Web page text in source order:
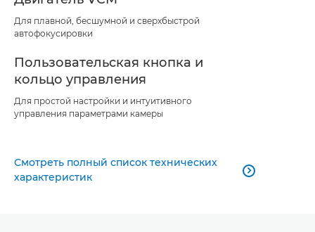
Для плавной, бесшумной и сверхбыстрой
автофокусировки
Пользовательская кнопка и
кольцо управления
Для простой настройки и интуитивного
управления параметрами камеры
Смотреть полный список технических
характеристик
